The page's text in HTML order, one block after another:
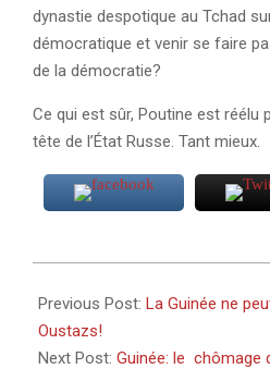
dynastie despotique au Tchad
démocratique et venir se faire
de la démocratie?
Ce qui est sûr, Poutine est réélu
tête de l’État Russe. Tant mieux.
03-
17
Previous Post: La Guinée ne
Oustazs!
Next Post: Guinée: le chômage